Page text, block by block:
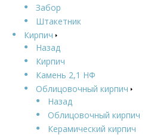
Забор
Штакетник
Кирпич
Назад
Кирпич
Камень 2,1 НФ
Облицовочный кирпич
Назад
Облицовочный кирпич
Керамический кирпич